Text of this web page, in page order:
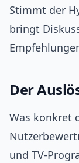
Stimmt der
bringt
Der
Was konkret
und TV-